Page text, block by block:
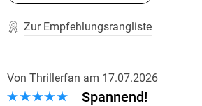
Zur Empfehlungsrangliste
Von Thrillerfan am 17.07.2026
Spannend!